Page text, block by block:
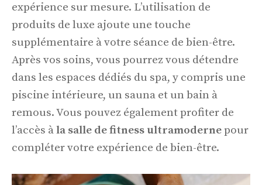
expérience sur mesure. L’utilisation de
produits de luxe ajoute une touche
supplémentaire à votre séance de bien-être.
Après vos soins, vous pourrez vous détendre
dans les espaces dédiés du spa, y compris une
piscine intérieure, un sauna et un bain à
remous. Vous pouvez également profiter de
l’accès àla salle de fitness ultramodernepour
compléter votre expérience de bien-être.